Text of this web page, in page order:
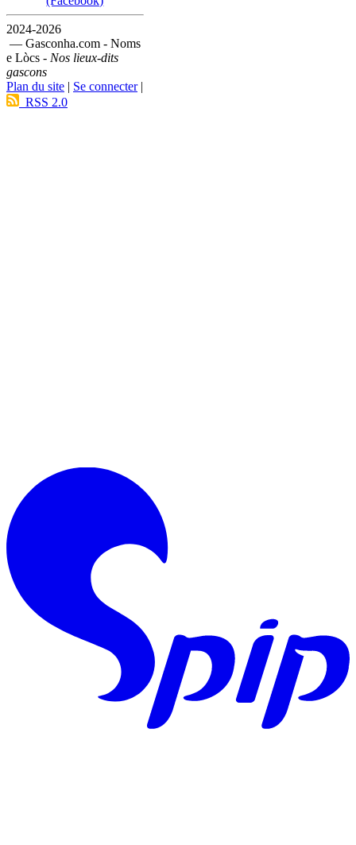
2024-2026
— Gasconha.com - Noms
e Lòcs - Nos lieux-dits
gascons
Plan du site | Se connecter|
RSS 2.0